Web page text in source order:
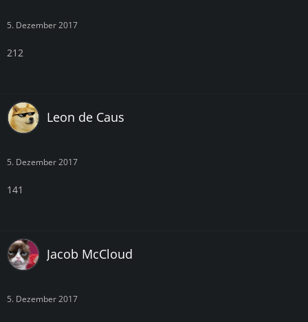
5. Dezember 2017
212
Leon de Caus
5. Dezember 2017
141
Jacob McCloud
5. Dezember 2017